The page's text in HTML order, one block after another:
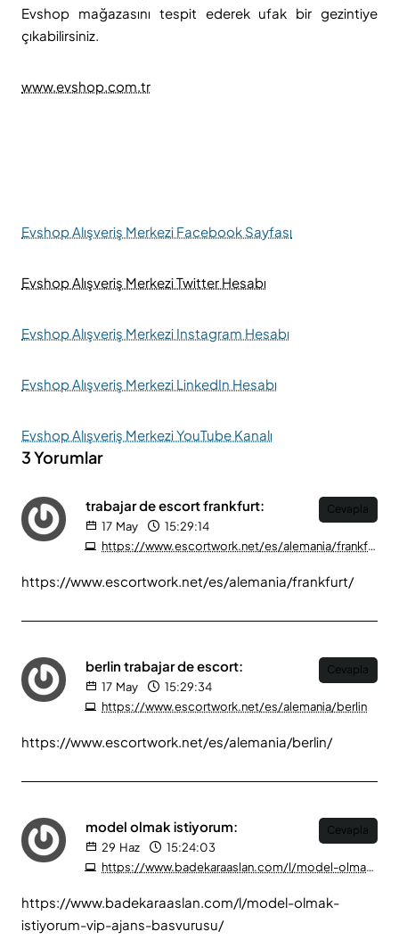
Evshop mağazasını tespit ederek ufak bir gezintiye
çıkabilirsiniz.
www.evshop.com.tr
Evshop Alışveriş Merkezi Facebook Sayfası
Evshop Alışveriş Merkezi Twitter Hesabı
Evshop Alışveriş Merkezi Instagram Hesabı
Evshop Alışveriş Merkezi LinkedIn Hesabı
Evshop Alışveriş Merkezi YouTube Kanalı
3 Yorumlar
trabajar de escort frankfurt:
17 May
15:29:14
https://www.escortwork.net/es/alemania/frankfurt
Cevapla
https://www.escortwork.net/es/alemania/frankfurt/
berlin trabajar de escort:
17 May
15:29:34
https://www.escortwork.net/es/alemania/berlin
Cevapla
https://www.escortwork.net/es/alemania/berlin/
model olmak istiyorum:
29 Haz
15:24:03
https://www.badekaraaslan.com/l/model-olmak-istiyorum-vip-ajans-basvurusu
Cevapla
https://www.badekaraaslan.com/l/model-olmak-
istiyorum-vip-ajans-basvurusu/